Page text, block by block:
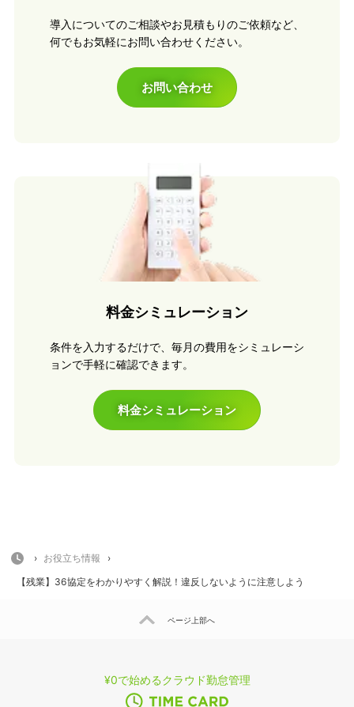
導入についてのご相談やお見積もりのご依頼など、
何でもお気軽にお問い合わせください。
お問い合わせ
料金シミュレーション
条件を入力するだけで、毎月の費用をシミュレーシ
ョンで手軽に確認できます。
料金シミュレーション
HOME
› お役立ち情報
›
【残業】36協定をわかりやすく解説！違反しないように注意しよう
ページ上部へ
¥0で始めるクラウド勤怠管理